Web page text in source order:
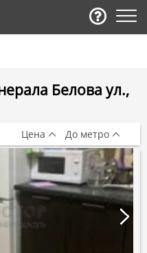
Белова ул.,
Цена До метро